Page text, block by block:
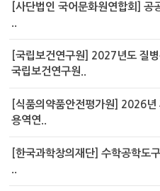
[사단법인 국어문화원연합회] 공
[국립보건연구원] 2027년도 질
국립보건연구원..
[식품의약품안전평가원] 2026년
용역연..
[한국과학창의재단] 수학공학도